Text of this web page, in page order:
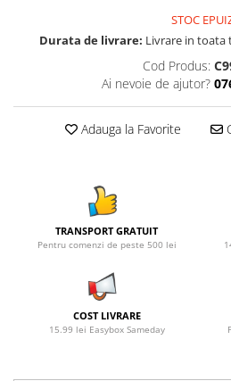
STOC
Durata de livrare: Livrare in toata
Cod Produs:
Ai nevoie de ajutor?
Adauga la Favorite
TRANSPORT GRATUIT
Pentru comenzi de peste 500 lei
COST LIVRARE
15.99 lei Easybox Sameday